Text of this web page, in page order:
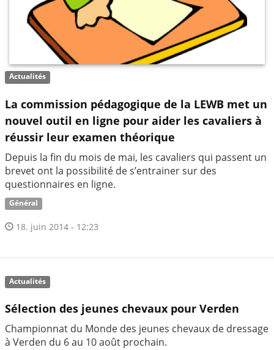
Actualités
La commission pédagogique de la LEWB met un
nouvel outil en ligne pour aider les cavaliers à
réussir leur examen théorique
Depuis la fin du mois de mai, les cavaliers qui passent un
brevet ont la possibilité de s’entrainer sur des
questionnaires en ligne.
Général
18. juin 2014 - 12:23
Actualités
Sélection des jeunes chevaux pour Verden
Championnat du Monde des jeunes chevaux de dressage
à Verden du 6 au 10 août prochain.